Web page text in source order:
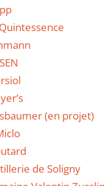
(en projet)
de Soligny